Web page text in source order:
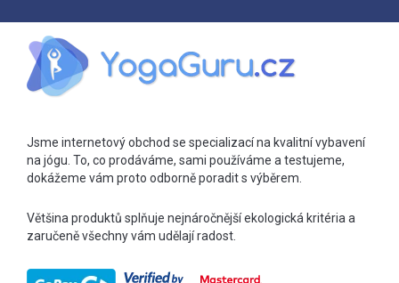
Jsme internetový obchod se specializací na kvalitní vybavení
na jógu. To, co prodáváme, sami používáme a testujeme,
dokážeme vám proto odborně poradit s výběrem.
Většina produktů splňuje nejnáročnější ekologická kritéria a
zaručeně všechny vám udělají radost.